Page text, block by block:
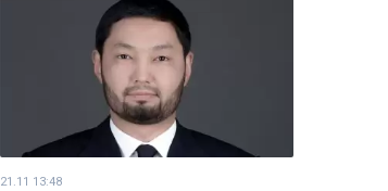
21.11 13:48